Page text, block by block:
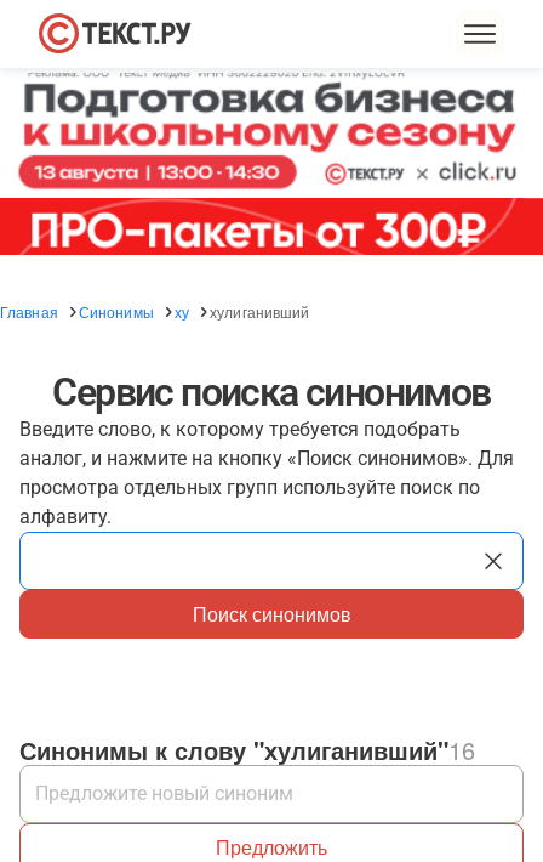
Главная Синонимы ху хулиганивший
Сервис поиска синонимов
Введите слово, к которому требуется подобрать
аналог, и нажмите на кнопку «Поиск синонимов». Для
просмотра отдельных групп используйте поиск по
алфавиту.
Поиск синонимов
Синонимы к слову "хулиганивший"16
Предложить